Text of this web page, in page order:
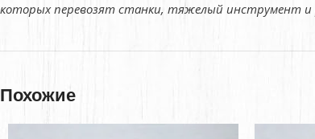
которых перевозят станки, тяжелый инструмент и
Похожие